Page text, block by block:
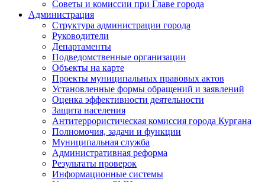
Советы и комиссии при Главе города
Администрация
Структура администрации города
Руководители
Департаменты
Подведомственные организации
Объекты на карте
Проекты муниципальных правовых актов
Установленные формы обращений и заявлений
Оценка эффективности деятельности
Защита населения
Антитеррористическая комиссия города Кургана
Полномочия, задачи и функции
Муниципальная служба
Административная реформа
Результаты проверок
Информационные системы